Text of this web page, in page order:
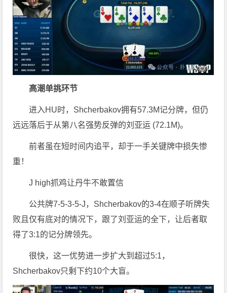
高潮单挑环节
进入HU时，Shcherbakov拥有57.3M记分牌，但仍
远远落后于从第八名强势反弹的刘亚运 (72.1M)。
前者虽在短时间内追平，却于一手关键牌中损失惨
重！
J high抓鸡让丹牛不敢置信
公共牌7-5-3-5-J，Shcherbakov的3-4在顺子听牌失
败且仅有底对的情况下，跟了刘亚运的全下，让后者取
得了3:1的记分牌领先。
很快，这一优势进一步扩大到超过5:1，
Shcherbakov只剩下约10个大盲。